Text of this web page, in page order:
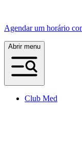
Agendar um horário
Abrir menu
Club Med